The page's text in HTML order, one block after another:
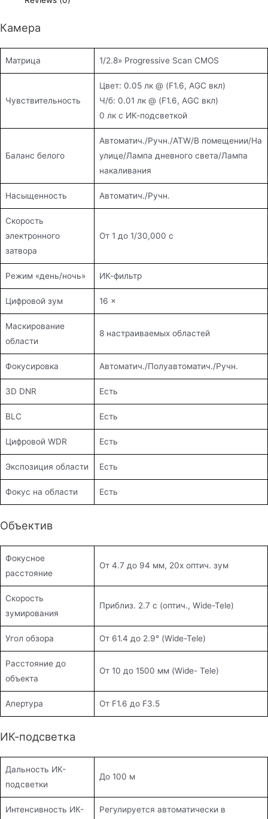
Камера
Матрица 1/2.8» Progressive Scan CMOS
Чувствительность
Цвет: 0.05 лк @ (F1.6, AGC вкл)
Ч/б: 0.01 лк @ (F1.6, AGC вкл)
0 лк с ИК-подсветкой
Баланс белого
Автоматич./Ручн./ATW/В помещении/На
улице/Лампа дневного света/Лампа
накаливания
Насыщенность Автоматич./Ручн.
Скорость
электронного
затвора
От 1 до 1/30,000 с
Режим «день/ночь» ИК-фильтр
Цифровой зум 16 ×
Маскирование
области
8 настраиваемых областей
Фокусировка Автоматич./Полуавтоматич./Ручн.
3D DNR Есть
BLC Есть
Цифровой WDR Есть
Экспозиция области Есть
Фокус на области Есть
Объектив
Фокусное
расстояние
От 4.7 до 94 мм, 20х оптич. зум
Скорость
зумирования
Приблиз. 2.7 с (оптич., Wide-Tele)
Угол обзора От 61.4 до 2.9° (Wide-Tele)
Расстояние до
объекта
От 10 до 1500 мм (Wide- Tele)
Апертура От F1.6 до F3.5
ИК-подсветка
Дальность ИК-
подсветки
До 100 м
Интенсивность ИК-
Регулируется автоматически в